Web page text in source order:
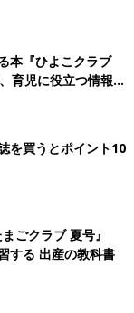
本『ひよこクラブ
育児に役立つ情報が
を買うとポイント10
ごクラブ 夏号』
する 出産の教科書